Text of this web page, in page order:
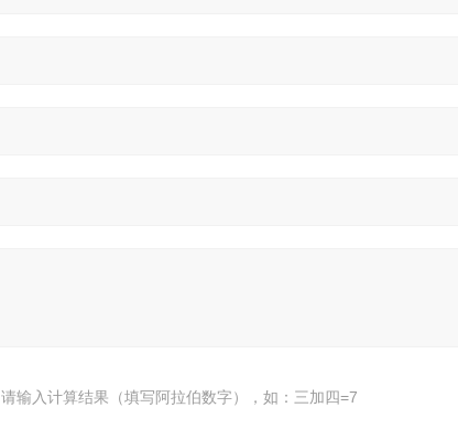
请输入计算结果（填写阿拉伯数字），如：三加四=7